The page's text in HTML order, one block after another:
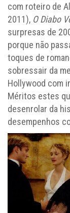
com roteiro de
2011), O Diabo
surpresas de
porque não
toques de
sobressair da
Hollywood com
Méritos estes
desenrolar da
desempenhos